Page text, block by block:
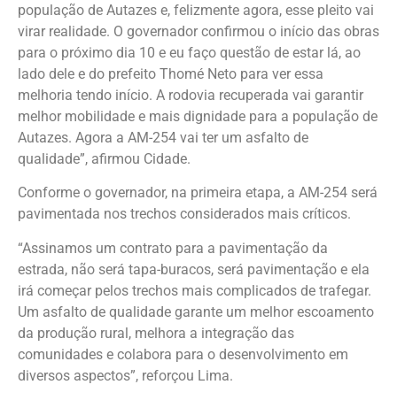
população de Autazes e, felizmente agora, esse pleito vai
virar realidade. O governador confirmou o início das obras
para o próximo dia 10 e eu faço questão de estar lá, ao
lado dele e do prefeito Thomé Neto para ver essa
melhoria tendo início. A rodovia recuperada vai garantir
melhor mobilidade e mais dignidade para a população de
Autazes. Agora a AM-254 vai ter um asfalto de
qualidade”, afirmou Cidade.
Conforme o governador, na primeira etapa, a AM-254 será
pavimentada nos trechos considerados mais críticos.
“Assinamos um contrato para a pavimentação da
estrada, não será tapa-buracos, será pavimentação e ela
irá começar pelos trechos mais complicados de trafegar.
Um asfalto de qualidade garante um melhor escoamento
da produção rural, melhora a integração das
comunidades e colabora para o desenvolvimento em
diversos aspectos”, reforçou Lima.